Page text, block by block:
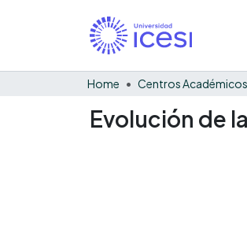
Home Centros Académicos
Evolución de